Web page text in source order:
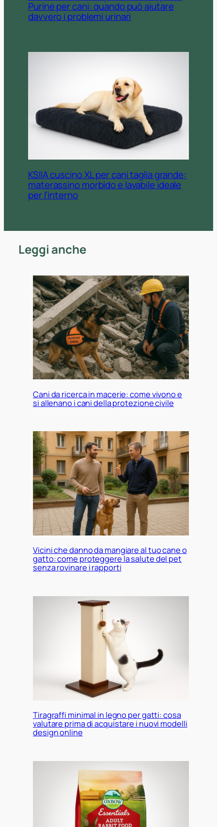
Purine per cani: quando può aiutare
davvero i problemi urinari
KSIIA cuscino XL per cani taglia grande:
materassino morbido e lavabile ideale
per l’interno
Leggi anche
Cani da ricerca in macerie: come vivono e
si allenano i cani della protezione civile
Vicini che danno da mangiare al tuo cane o
gatto: come proteggere la salute del pet
senza rovinare i rapporti
Tiragraffi minimal in legno per gatti: cosa
valutare prima di acquistare i nuovi modelli
design online